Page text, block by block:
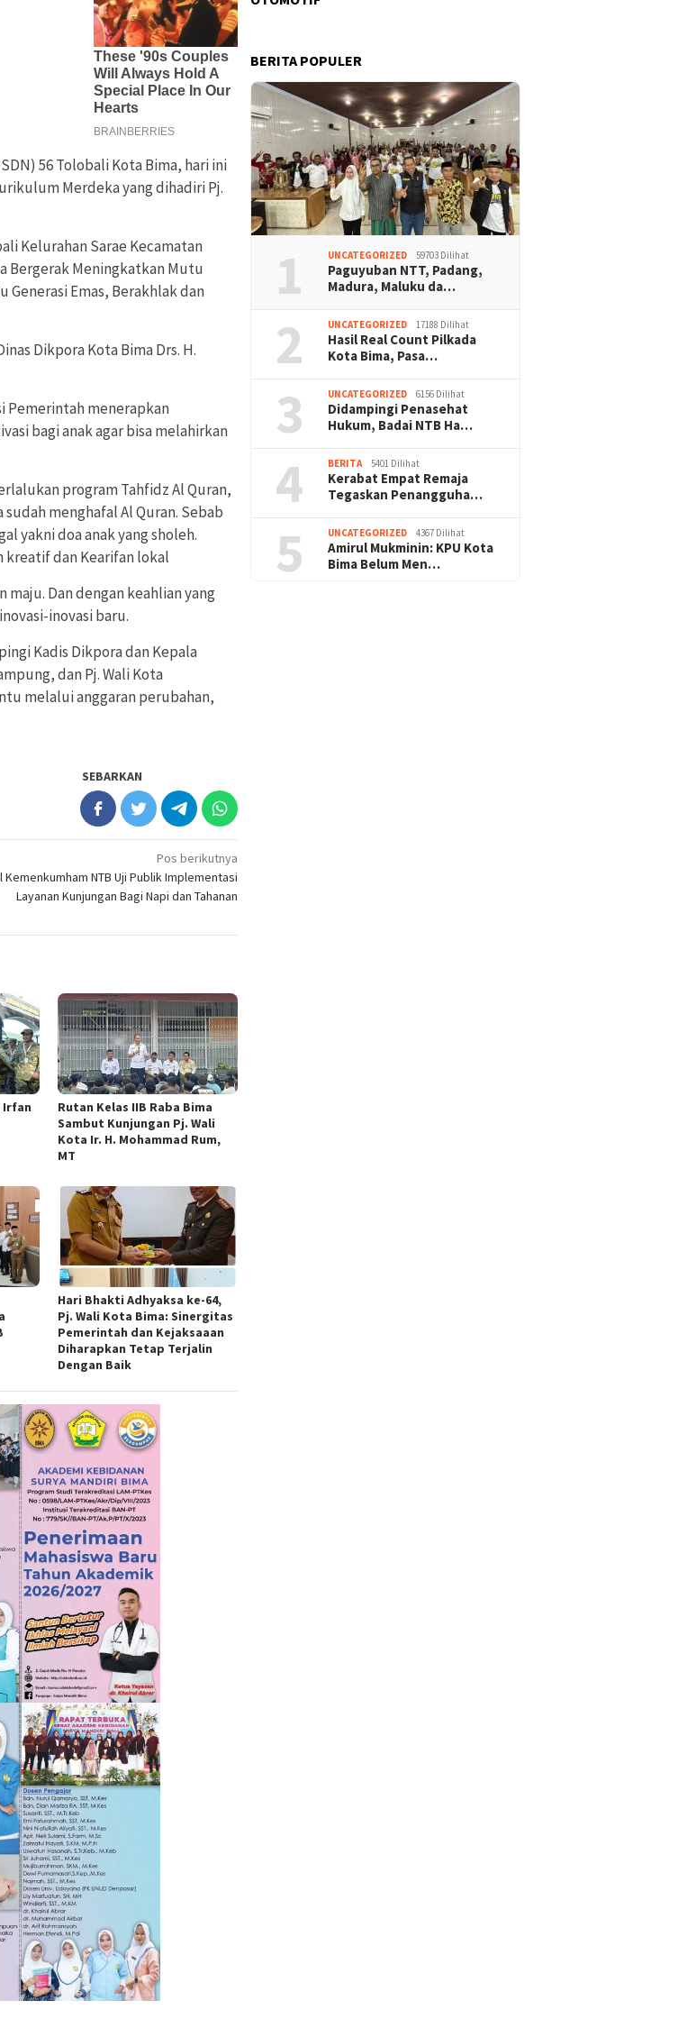
56 Tolobali Kota Bima, hari ini
Merdeka yang dihadiri Pj.
Kelurahan Sarae Kecamatan
Bergerak Meningkatkan Mutu
Emas, Berakhlak dan
Dikpora Kota Bima Drs. H.
Pemerintah menerapkan
bagi anak agar bisa melahirkan
program Tahfidz Al Quran,
menghafal Al Quran. Sebab
yakni doa anak yang sholeh.
dan Kearifan lokal
Dan dengan keahlian yang
inovasi baru.
Kadis Dikpora dan Kepala
dan Pj. Wali Kota
melalui anggaran perubahan,
SEBARKAN
Pos berikutnya
Kemenkumham NTB Uji Publik Implementasi
Layanan Kunjungan Bagi Napi dan Tahanan
Irfan
Rutan Kelas IIB Raba Bima
Sambut Kunjungan Pj. Wali
Kota Ir. H. Mohammad Rum,
MT
Hari Bhakti Adhyaksa ke-64,
Pj. Wali Kota Bima: Sinergitas
Pemerintah dan Kejaksaaan
Diharapkan Tetap Terjalin
Dengan Baik
BERITA POPULER
1 UNCATEGORIZED 59703 Dilihat
Paguyuban NTT, Padang,
Madura, Maluku da…
2 UNCATEGORIZED 17188 Dilihat
Hasil Real Count Pilkada
Kota Bima, Pasa…
3 UNCATEGORIZED 6156 Dilihat
Didampingi Penasehat
Hukum, Badai NTB Ha…
4 BERITA 5401 Dilihat
Kerabat Empat Remaja
Tegaskan Penangguha…
5 UNCATEGORIZED 4367 Dilihat
Amirul Mukminin: KPU Kota
Bima Belum Men…